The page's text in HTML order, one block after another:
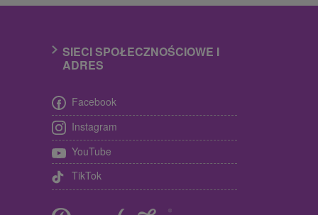
SIECI SPOŁECZNOŚCIOWE I
ADRES
Facebook
Instagram
YouTube
TikTok